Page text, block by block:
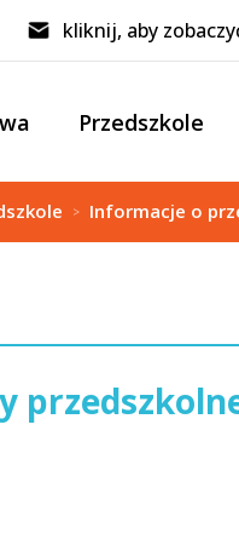
kliknij, aby
Przedszkole
> Informacje o